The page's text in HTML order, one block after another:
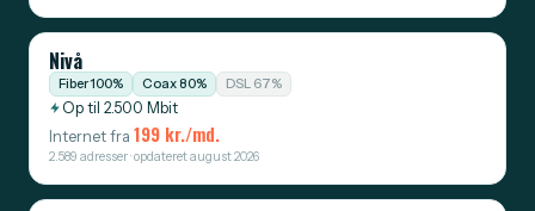
Nivå
Fiber 100% Coax 80% DSL 67%
Op til 2.500 Mbit
Internet fra 199 kr./md.
2.589 adresser · opdateret august 2026